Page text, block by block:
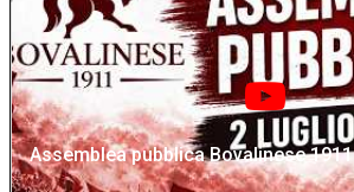
Assemblea pubblica Bovalinese 1911